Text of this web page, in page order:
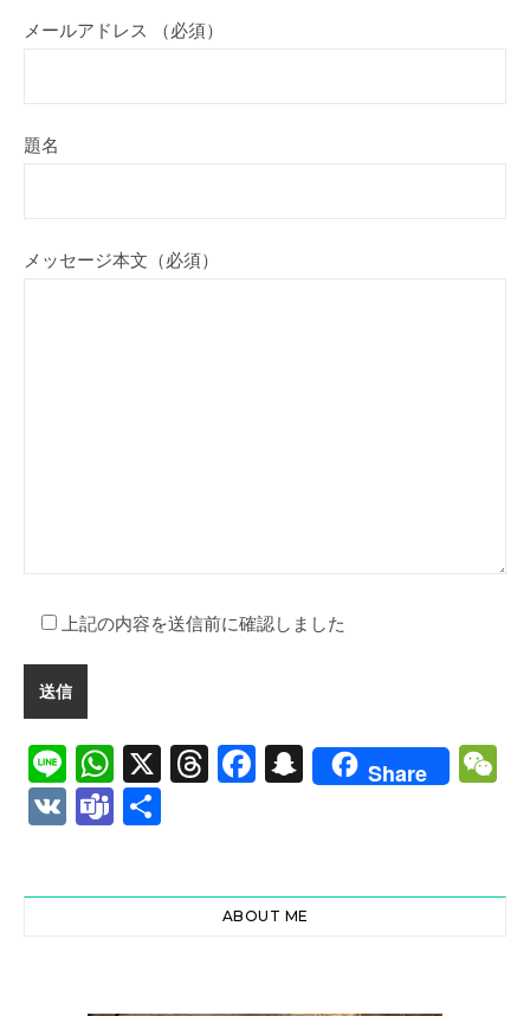
メールアドレス （必須）
題名
メッセージ本文（必須）
上記の内容を送信前に確認しました
LineWhatsApp
X Threads
Facebook
Snapchat
Share
VK Teams
ABOUT ME